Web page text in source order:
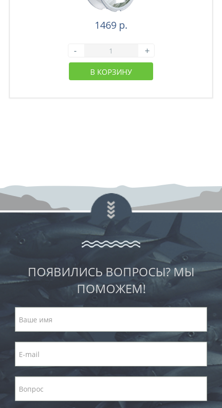
1469 р.
- +
В КОРЗИНУ
ПОЯВИЛИСЬ ВОПРОСЫ? МЫ
ПОМОЖЕМ!